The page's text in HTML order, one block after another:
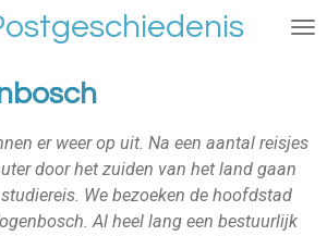
er weer op uit. Na een aantal reisjes
door het zuiden van het land gaan
We bezoeken de hoofdstad
Al heel lang een bestuurlijk